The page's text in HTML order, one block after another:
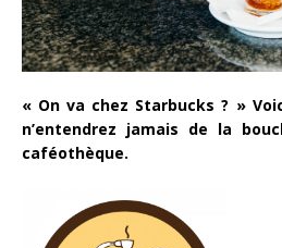
« On va chez Starbucks ? »
n’entendrez jamais de la
caféothèque.